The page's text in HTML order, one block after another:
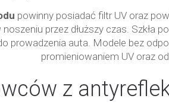
powinny posiadać filtr UV oraz
przez dłuższy czas. Szkła
prowadzenia auta. Modele bez
promieniowaniem UV oraz
z